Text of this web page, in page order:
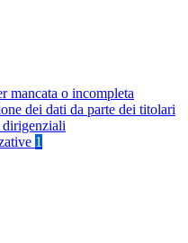
mancata o incompleta
dei dati da parte dei titolari
1